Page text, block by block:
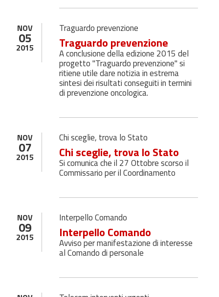
NOV
05
2015
Traguardo prevenzione
Traguardo prevenzione
A conclusione della edizione 2015 del
progetto "Traguardo prevenzione" si
ritiene utile dare notizia in estrema
sintesi dei risultati conseguiti in termini
di prevenzione oncologica.
NOV
07
2015
Chi sceglie, trova lo Stato
Chi sceglie, trova lo Stato
Si comunica che il 27 Ottobre scorso il
Commissario per il Coordinamento
NOV
09
2015
Interpello Comando
Interpello Comando
Avviso per manifestazione di interesse
al Comando di personale